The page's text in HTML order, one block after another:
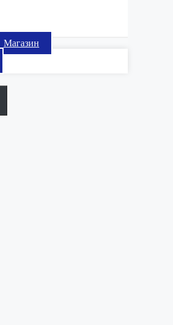
Магазин